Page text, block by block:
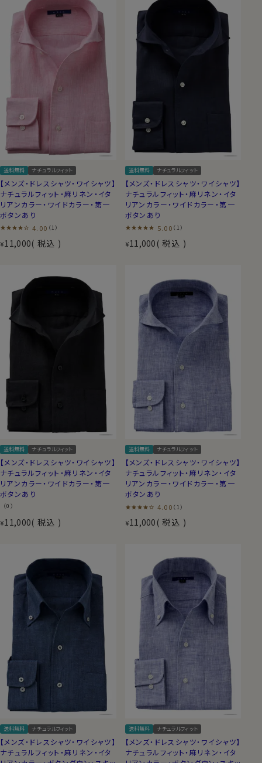
送料無料 ナチュラルフィット
【メンズ・ドレスシャツ・ワイシャツ】
ナチュラルフィット・麻リネン・イタ
リアンカラー・ワイドカラー・第一
ボタンあり
4.00 （1）
¥11,000 税込
送料無料 ナチュラルフィット
【メンズ・ドレスシャツ・ワイシャツ】
ナチュラルフィット・麻リネン・イタ
リアンカラー・ワイドカラー・第一
ボタンあり
5.00 （1）
¥11,000 税込
送料無料 ナチュラルフィット
【メンズ・ドレスシャツ・ワイシャツ】
ナチュラルフィット・麻リネン・イタ
リアンカラー・ワイドカラー・第一
ボタンあり
（0）
¥11,000 税込
送料無料 ナチュラルフィット
【メンズ・ドレスシャツ・ワイシャツ】
ナチュラルフィット・麻リネン・イタ
リアンカラー・ワイドカラー・第一
ボタンあり
4.00 （1）
¥11,000 税込
送料無料 ナチュラルフィット
【メンズ・ドレスシャツ・ワイシャツ】
ナチュラルフィット・麻リネン・イタ
送料無料 ナチュラルフィット
【メンズ・ドレスシャツ・ワイシャツ】
ナチュラルフィット・麻リネン・イタ